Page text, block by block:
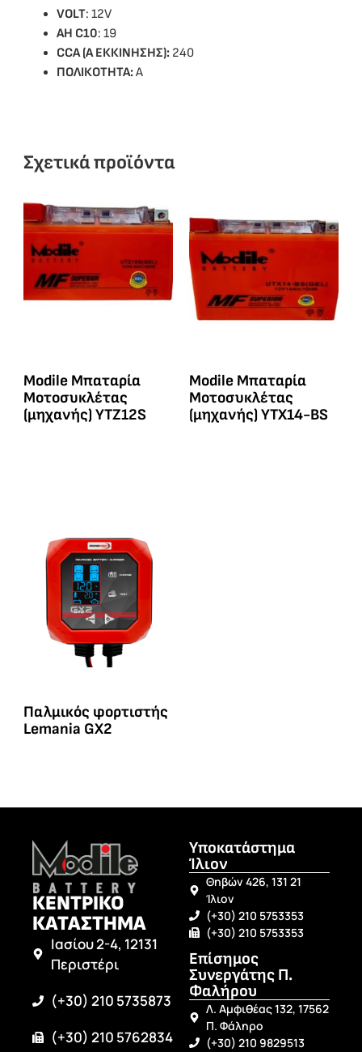
VOLT: 12V
ΑΗ C10: 19
CCA (Α ΕΚΚΙΝΗΣΗΣ): 240
ΠΟΛΙΚΟΤΗΤΑ:A
Σχετικά προϊόντα
Modile Μπαταρία
Μοτοσυκλέτας
(μηχανής) YTZ12S
Modile Μπαταρία
Μοτοσυκλέτας
(μηχανής) YTX14-BS
Παλμικός φορτιστής
Lemania GX2
ΚΕΝΤΡΙΚΟ
ΚΑΤΑΣΤΗΜΑ
Ιασίου 2-4, 12131
Περιστέρι
(+30) 210 5735873
(+30) 210 5762834
Υποκατάστημα
Ίλιον
Θηβών 426, 131 21
Ίλιον
(+30) 210 5753353
(+30) 210 5753353
Επίσημος
Συνεργάτης Π.
Φαλήρου
Λ. Αμφιθέας 132, 17562
Π. Φάληρο
(+30) 210 9829513